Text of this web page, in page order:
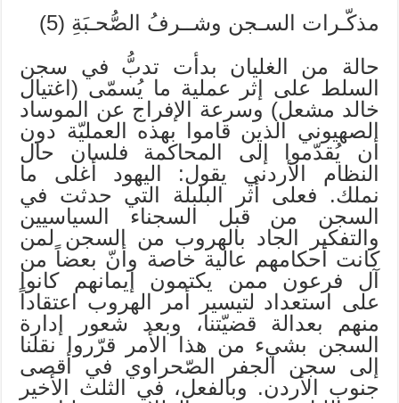
مذكّـرات السـجن وشــرفُ الصُّحـبَةِ (5)
حالة من الغليان بدأت تدبُّ في سجن
السلط على إثر عملية ما يُسمّى (اغتيال
خالد مشعل) وسرعة الإفراج عن الموساد
الصهيوني الذين قاموا بهذه العمليّة دون
أن يُقدّموا إلى المحاكمة فلسان حال
النظام الأردني يقول: اليهود أغلى ما
نملك. فعلى أثر البلبلة التي حدثت في
السجن من قبل السجناء السياسيين
والتفكير الجاد بالهروب من السجن لمن
كانت أحكامهم عالية خاصة وأنّ بعضاً من
آل فرعون ممن يكتمون إيمانهم كانوا
على استعداد لتيسير أمر الهروب اعتقاداً
منهم بعدالة قضيّتنا، وبعد شعور إدارة
السجن بشيء من هذا الأمر قرّروا نقلنا
إلى سجن الجفر الصّحراوي في أقصى
جنوب الأردن. وبالفعل، في الثلث الأخير